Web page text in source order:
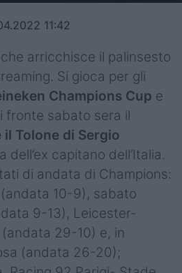
11:42
arricchisce il palinsesto
Si gioca per gli
Champions Cup e
fronte sabato sera il
Tolone di Sergio
dell’ex capitano dell’Italia.
di andata di Champions:
10-9), sabato
9-13), Leicester-
29-10) e, in
(andata 26-20);